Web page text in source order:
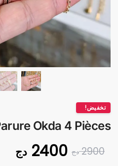
تخفيض!
Okda 4 Pièces
2900 دج 2400 دج